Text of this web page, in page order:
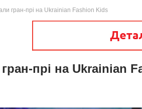
гран-прі на Ukrainian Fashion Kids
прі на Ukrainian